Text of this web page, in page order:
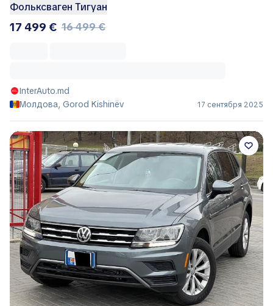
Фольксваген Тигуан
17 499 € 16 499 €
InterAuto.md
Молдова, Gorod Kishinëv
17 сентября 2025